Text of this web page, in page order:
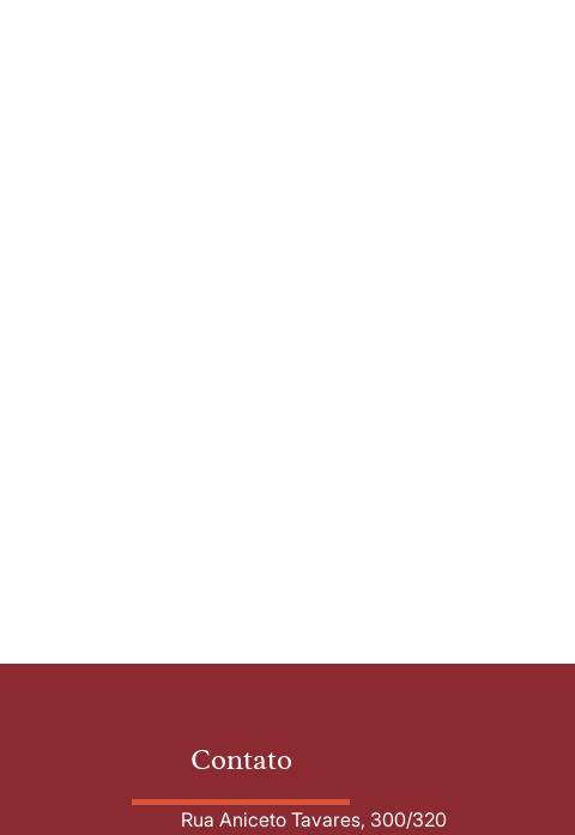
Contato
Rua Aniceto Tavares, 300/320